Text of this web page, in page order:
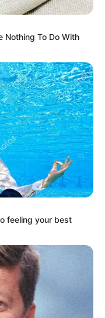
Nothing To Do With
feeling your best